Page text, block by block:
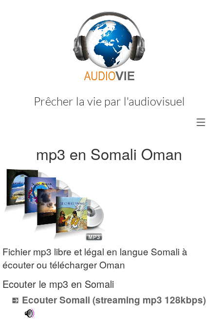
Prêcher la vie par l'audiovisuel
mp3 en Somali Oman
Fichier mp3 libre et légal en langue Somali à
écouter ou télécharger Oman
Ecouter le mp3 en Somali
Ecouter Somali (streaming mp3 128kbps)